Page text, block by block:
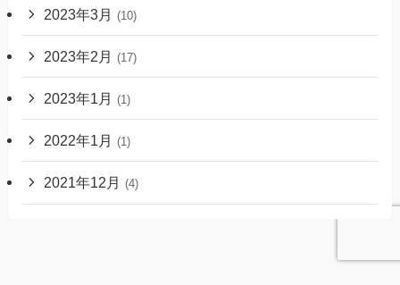
2023年3月 (10)
2023年2月 (17)
2023年1月 (1)
2022年1月 (1)
2021年12月 (4)